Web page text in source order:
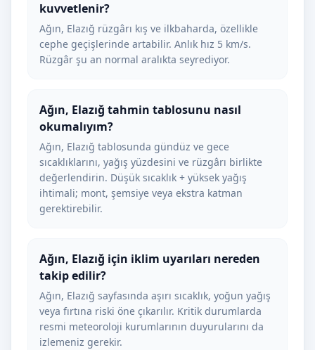
kuvvetlenir?
Ağın, Elazığ rüzgârı kış ve ilkbaharda, özellikle
cephe geçişlerinde artabilir. Anlık hız 5 km/s.
Rüzgâr şu an normal aralıkta seyrediyor.
Ağın, Elazığ tahmin tablosunu nasıl
okumalıyım?
Ağın, Elazığ tablosunda gündüz ve gece
sıcaklıklarını, yağış yüzdesini ve rüzgârı birlikte
değerlendirin. Düşük sıcaklık + yüksek yağış
ihtimali; mont, şemsiye veya ekstra katman
gerektirebilir.
Ağın, Elazığ için iklim uyarıları nereden
takip edilir?
Ağın, Elazığ sayfasında aşırı sıcaklık, yoğun yağış
veya fırtına riski öne çıkarılır. Kritik durumlarda
resmi meteoroloji kurumlarının duyurularını da
izlemeniz gerekir.